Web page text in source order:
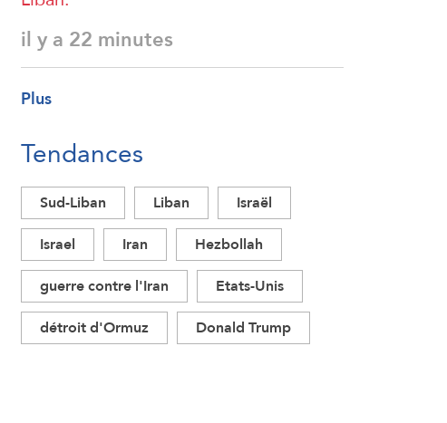
il y a 22 minutes
Plus
Tendances
Sud-Liban Liban
Israël
Israel
Iran
Hezbollah
guerre contre l'Iran
Etats-Unis
détroit d'Ormuz
Donald Trump